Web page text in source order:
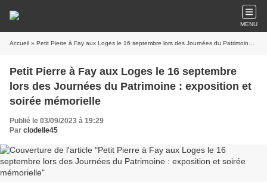
MENU
Accueil » Petit Pierre à Fay aux Loges le 16 septembre lors des Journées du Patrimoine : exposition et soirée mémorielle
Petit Pierre à Fay aux Loges le 16 septembre
lors des Journées du Patrimoine : exposition et
soirée mémorielle
Publié le 03/09/2023 à 19:29
Par clodelle45